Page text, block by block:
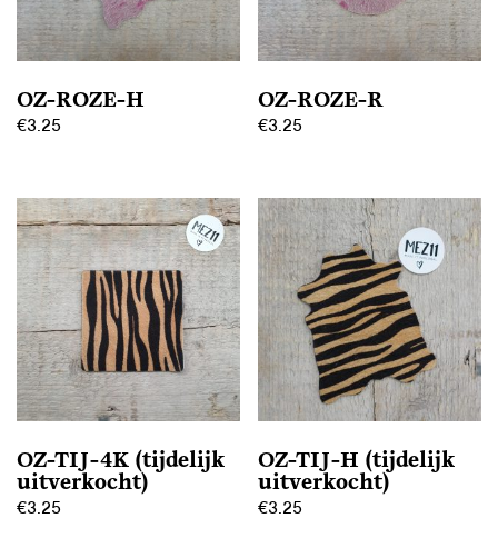
OZ-ROZE-H
€3.25
OZ-ROZE-R
€3.25
OZ-TIJ-4K (tijdelijk
uitverkocht)
€3.25
OZ-TIJ-H (tijdelijk
uitverkocht)
€3.25